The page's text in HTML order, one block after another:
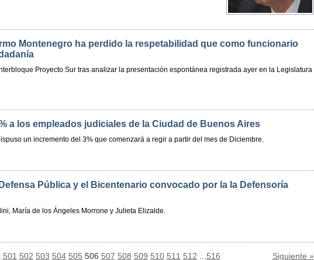
Montenegro ha perdido la respetabilidad que como funcionario
Proyecto Sur tras analizar la presentación espontánea registrada ayer en la Legislatura
a los empleados judiciales de la Ciudad de Buenos Aires
un incremento del 3% que comenzará a regir a partir del mes de Diciembre.
Pública y el Bicentenario convocado por la la Defensoría
María de los Ángeles Morrone y Julieta Elizalde.
501 502 503 504 505 506 507 508 509 510 511 512 516 Siguiente »